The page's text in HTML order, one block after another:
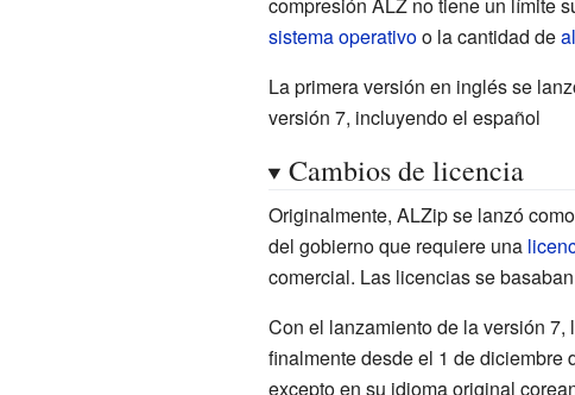
sistema operativoo la cantidad de
La primera versión en inglés se
versión 7, incluyendo el español
Cambios de licencia
Originalmente, ALZip se lanzó como
del gobierno que requiere una
comercial. Las licencias se
Con el lanzamiento de la versión
finalmente desde el 1 de diciembre
excepto en su idioma original